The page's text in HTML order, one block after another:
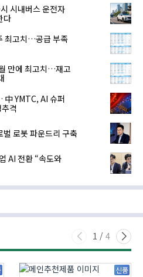
시내버스 운전자
다
최고치…공급 부족
만에 최고치…재고
中 YMTC, AI 슈퍼
격
로봇 파운드리 구축
AI 전환 “속도와
1 / 4
신품